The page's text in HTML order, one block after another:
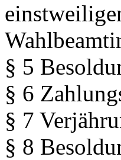
§ 5
§ 6
§ 7
§ 8